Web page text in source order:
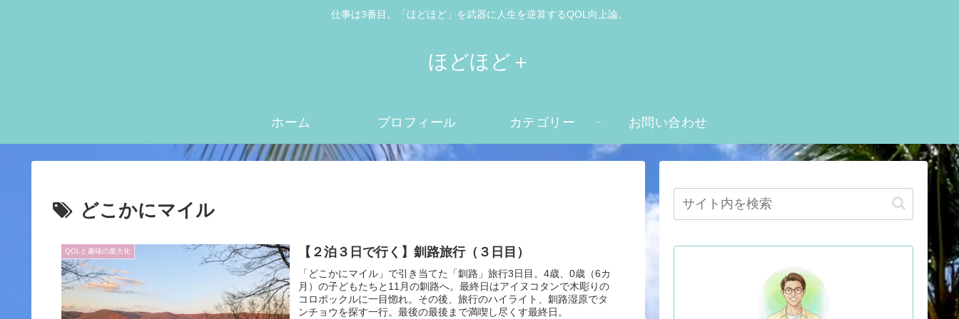
仕事は3番目。「ほどほど」を武器に人生を逆算するQOL向上論。
ほどほど＋
ホーム プロフィール カテゴリー お問い合わせ
どこかにマイル
QOLと趣味の最大化 【２泊３日で行く】釧路旅行（３日目）
「どこかにマイル」で引き当てた「釧路」旅行3日目。4歳、0歳（6カ
月）の子どもたちと11月の釧路へ。最終日はアイヌコタンで木彫りの
コロポックルに一目惚れ。その後、旅行のハイライト、釧路湿原でタ
ンチョウを探す一行。最後の最後まで満喫し尽くす最終日。